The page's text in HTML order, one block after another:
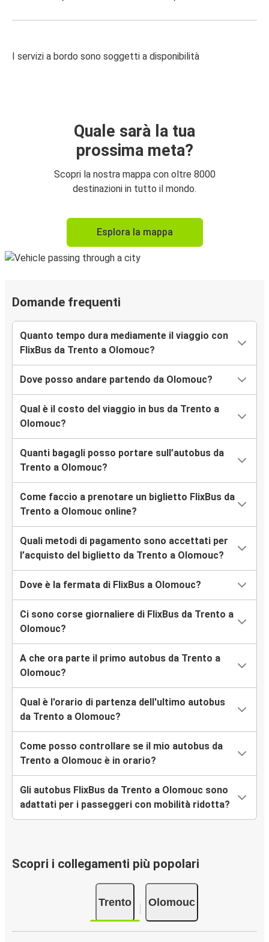
I servizi a bordo sono soggetti a disponibilità
Quale sarà la tua
prossima meta?
Scopri la nostra mappa con oltre 8000
destinazioni in tutto il mondo.
Esplora la mappa
Domande frequenti
Quanto tempo dura mediamente il viaggio con
FlixBus da Trento a Olomouc?
Dove posso andare partendo da Olomouc?
Qual è il costo del viaggio in bus da Trento a
Olomouc?
Quanti bagagli posso portare sull’autobus da
Trento a Olomouc?
Come faccio a prenotare un biglietto FlixBus da
Trento a Olomouc online?
Quali metodi di pagamento sono accettati per
l’acquisto del biglietto da Trento a Olomouc?
Dove è la fermata di FlixBus a Olomouc?
Ci sono corse giornaliere di FlixBus da Trento a
Olomouc?
A che ora parte il primo autobus da Trento a
Olomouc?
Qual è l'orario di partenza dell'ultimo autobus
da Trento a Olomouc?
Come posso controllare se il mio autobus da
Trento a Olomouc è in orario?
Gli autobus FlixBus da Trento a Olomouc sono
adattati per i passeggeri con mobilità ridotta?
Scopri i collegamenti più popolari
Trento Olomouc